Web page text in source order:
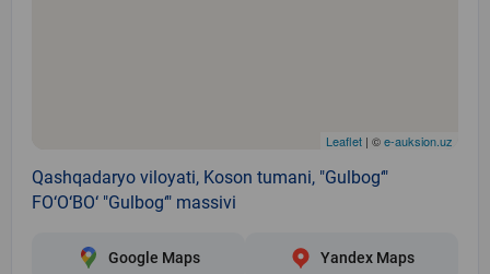
Leaflet | ©e-auksion.uz
Qashqadaryo viloyati, Koson tumani, "Gulbog‘"
FO‘O‘BO‘ "Gulbog‘" massivi
Google Maps Yandex Maps